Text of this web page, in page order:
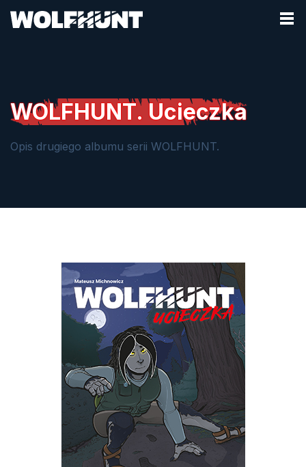
WOLFHUNT. Ucieczka
Opis drugiego albumu serii WOLFHUNT.